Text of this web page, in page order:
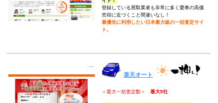
登録している買取業者も非常に多く愛車の高価
売却に近づくこと間違いなし！
最優先に利用したい日本最大級の一括査定サイ
ト。
楽天オート
＜最大一括査定数＞最大9社